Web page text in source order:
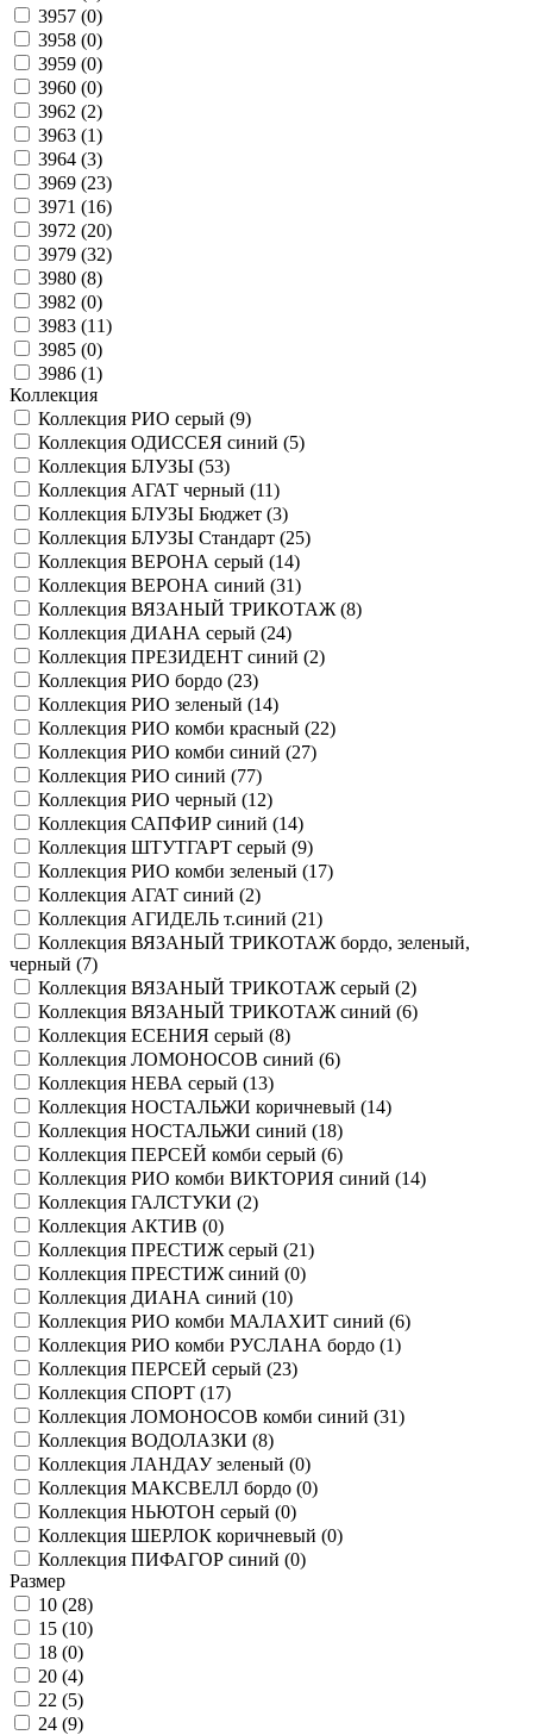
3957 (0)
3958 (0)
3959 (0)
3960 (0)
3962 (2)
3963 (1)
3964 (3)
3969 (23)
3971 (16)
3972 (20)
3979 (32)
3980 (8)
3982 (0)
3983 (11)
3985 (0)
3986 (1)
Коллекция
Коллекция РИО серый (9)
Коллекция ОДИССЕЯ синий (5)
Коллекция БЛУЗЫ (53)
Коллекция АГАТ черный (11)
Коллекция БЛУЗЫ Бюджет (3)
Коллекция БЛУЗЫ Стандарт (25)
Коллекция ВЕРОНА серый (14)
Коллекция ВЕРОНА синий (31)
Коллекция ВЯЗАНЫЙ ТРИКОТАЖ (8)
Коллекция ДИАНА серый (24)
Коллекция ПРЕЗИДЕНТ синий (2)
Коллекция РИО бордо (23)
Коллекция РИО зеленый (14)
Коллекция РИО комби красный (22)
Коллекция РИО комби синий (27)
Коллекция РИО синий (77)
Коллекция РИО черный (12)
Коллекция САПФИР синий (14)
Коллекция ШТУТГАРТ серый (9)
Коллекция РИО комби зеленый (17)
Коллекция АГАТ синий (2)
Коллекция АГИДЕЛЬ т.синий (21)
Коллекция ВЯЗАНЫЙ ТРИКОТАЖ бордо, зеленый,
черный (7)
Коллекция ВЯЗАНЫЙ ТРИКОТАЖ серый (2)
Коллекция ВЯЗАНЫЙ ТРИКОТАЖ синий (6)
Коллекция ЕСЕНИЯ серый (8)
Коллекция ЛОМОНОСОВ синий (6)
Коллекция НЕВА серый (13)
Коллекция НОСТАЛЬЖИ коричневый (14)
Коллекция НОСТАЛЬЖИ синий (18)
Коллекция ПЕРСЕЙ комби серый (6)
Коллекция РИО комби ВИКТОРИЯ синий (14)
Коллекция ГАЛСТУКИ (2)
Коллекция АКТИВ (0)
Коллекция ПРЕСТИЖ серый (21)
Коллекция ПРЕСТИЖ синий (0)
Коллекция ДИАНА синий (10)
Коллекция РИО комби МАЛАХИТ синий (6)
Коллекция РИО комби РУСЛАНА бордо (1)
Коллекция ПЕРСЕЙ серый (23)
Коллекция СПОРТ (17)
Коллекция ЛОМОНОСОВ комби синий (31)
Коллекция ВОДОЛАЗКИ (8)
Коллекция ЛАНДАУ зеленый (0)
Коллекция МАКСВЕЛЛ бордо (0)
Коллекция НЬЮТОН серый (0)
Коллекция ШЕРЛОК коричневый (0)
Коллекция ПИФАГОР синий (0)
Размер
10 (28)
15 (10)
18 (0)
20 (4)
22 (5)
24 (9)